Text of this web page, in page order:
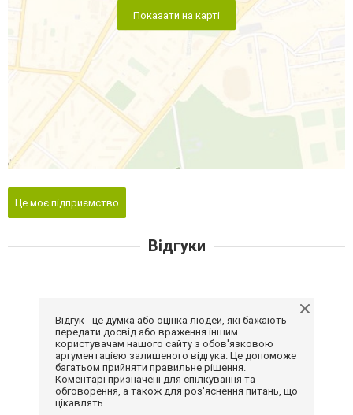
Показати на карті
Це моє підприємство
Відгуки
Відгук - це думка або оцінка людей, які бажають
передати досвід або враження іншим
користувачам нашого сайту з обов'язковою
аргументацією залишеного відгука. Це допоможе
багатьом прийняти правильне рішення.
Коментарі призначені для спілкування та
обговорення, а також для роз'яснення питань, що
цікавлять.